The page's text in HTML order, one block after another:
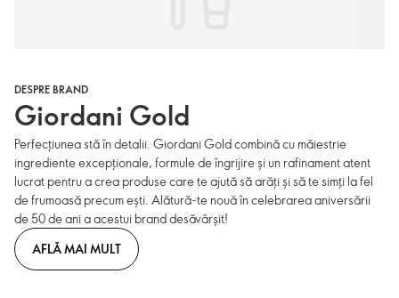
DESPRE BRAND
Giordani Gold
Perfecțiunea stă în detalii. Giordani Gold combină cu măiestrie
ingrediente excepționale, formule de îngrijire și un rafinament atent
lucrat pentru a crea produse care te ajută să arăți și să te simți la fel
de frumoasă precum ești. Alătură-te nouă în celebrarea aniversării
de 50 de ani a acestui brand desăvârșit!
AFLĂ MAI MULT